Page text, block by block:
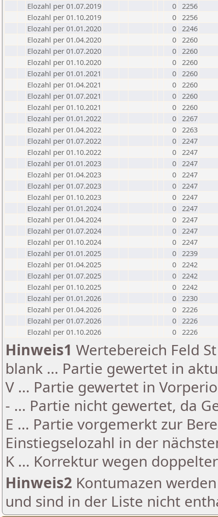
Elozahl per 01.07.2019
0 2256
Elozahl per 01.10.2019
0 2256
Elozahl per 01.01.2020
0 2246
Elozahl per 01.04.2020
0 2260
Elozahl per 01.07.2020
0 2260
Elozahl per 01.10.2020
0 2260
Elozahl per 01.01.2021
0 2260
Elozahl per 01.04.2021
0 2260
Elozahl per 01.07.2021
0 2260
Elozahl per 01.10.2021
0 2260
Elozahl per 01.01.2022
0 2267
Elozahl per 01.04.2022
0 2263
Elozahl per 01.07.2022
0 2247
Elozahl per 01.10.2022
0 2247
Elozahl per 01.01.2023
0 2247
Elozahl per 01.04.2023
0 2247
Elozahl per 01.07.2023
0 2247
Elozahl per 01.10.2023
0 2247
Elozahl per 01.01.2024
0 2247
Elozahl per 01.04.2024
0 2247
Elozahl per 01.07.2024
0 2247
Elozahl per 01.10.2024
0 2247
Elozahl per 01.01.2025
0 2239
Elozahl per 01.04.2025
0 2242
Elozahl per 01.07.2025
0 2242
Elozahl per 01.10.2025
0 2242
Elozahl per 01.01.2026
0 2230
Elozahl per 01.04.2026
0 2226
Elozahl per 01.07.2026
0 2226
Elozahl per 01.10.2026
0 2226
Hinweis1 Wertebereich Feld
blank ... Partie gewertet in
V ... Partie gewertet in
- ... Partie nicht gewertet, da
E ... Partie vorgemerkt zur
Einstiegselozahl in der
K ... Korrektur wegen
Hinweis2 Kontumazen
und sind in der Liste nicht